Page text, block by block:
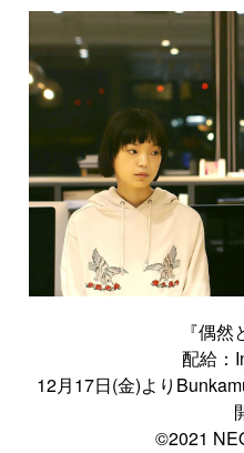
『偶然
配給：
12月17日(金)より
©2021